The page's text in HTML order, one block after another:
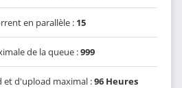
en parallèle : 15
de la queue :999
et d'upload maximal :96 Heures